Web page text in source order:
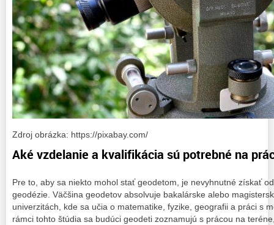
Zdroj obrázka: https://pixabay.com/
Aké vzdelanie a kvalifikácia sú potrebné na
Pre to, aby sa niekto mohol stať geodetom, je nevyhnutné získať
geodézie. Väčšina geodetov absolvuje bakalárske alebo
univerzitách, kde sa učia o matematike, fyzike, geografii a práci s
rámci tohto štúdia sa budúci geodeti zoznamujú s prácou na